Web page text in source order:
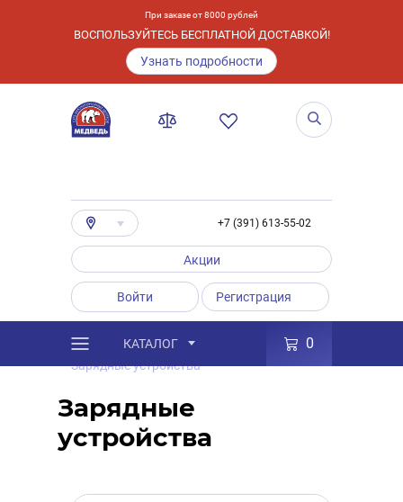
При заказе от 8000 рублей
ВОСПОЛЬЗУЙТЕСЬ БЕСПЛАТНОЙ ДОСТАВКОЙ!
Узнать подробности
+7 (391) 613-55-02
Акции
Войти Регистрация
КАТАЛОГ 0
Каталог / Товары Аксессуары
/
Зарядные устройства
Зарядные
устройства